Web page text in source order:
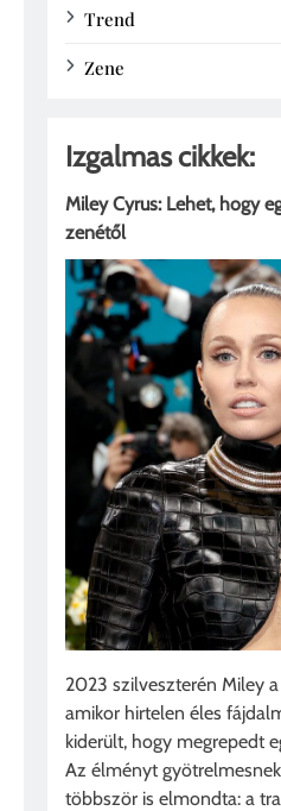
Trend
Zene
Izgalmas cikkek:
Miley Cyrus: Lehet, hogy
zenétől
2023 szilveszterén Miley
amikor hirtelen éles
kiderült, hogy megrepedt
Az élményt
többször is elmondta: a